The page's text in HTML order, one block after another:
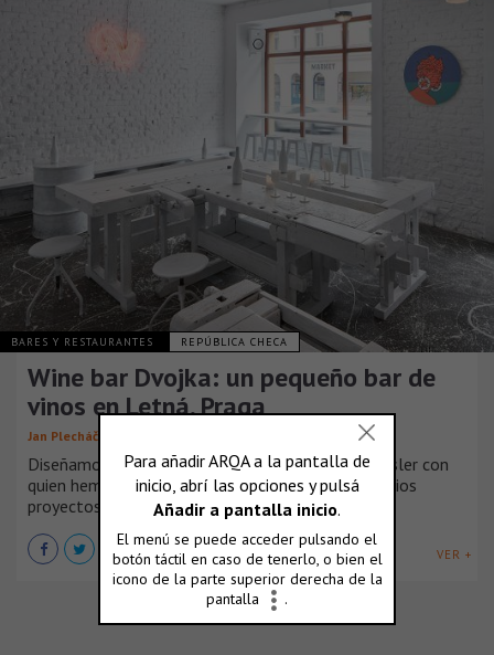
BARES Y RESTAURANTES REPÚBLICA CHECA
Wine bar Dvojka: un pequeño bar de
vinos en Letná, Praga
Jan Plecháč + Henry Wielgus
Diseñamos el interior de Dvojka para Richard Preisler con
quien hemos trabajado durante varios años en varios
proyectos comerciales y no comerciales.
VER +